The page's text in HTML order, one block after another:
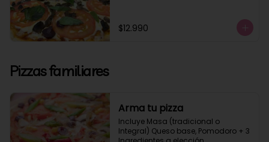
$12.990
Pizzas familiares
Arma tu pizza
Incluye Masa (tradicional o
Integral) Queso base, Pomodoro + 3